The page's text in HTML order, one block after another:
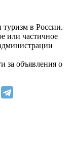
в России.
или частичное
за объявления о